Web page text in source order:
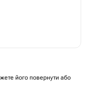
його повернути або